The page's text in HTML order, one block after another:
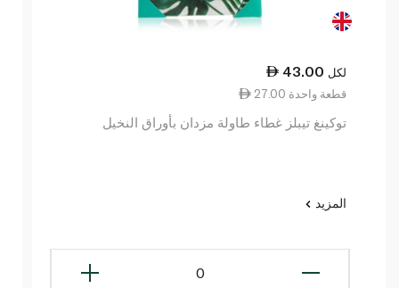
43.00 لكل
27.00 قطعة واحدة
توكينغ تيبلز غطاء طاولة مزدان بأوراق النخيل
المزيد
0